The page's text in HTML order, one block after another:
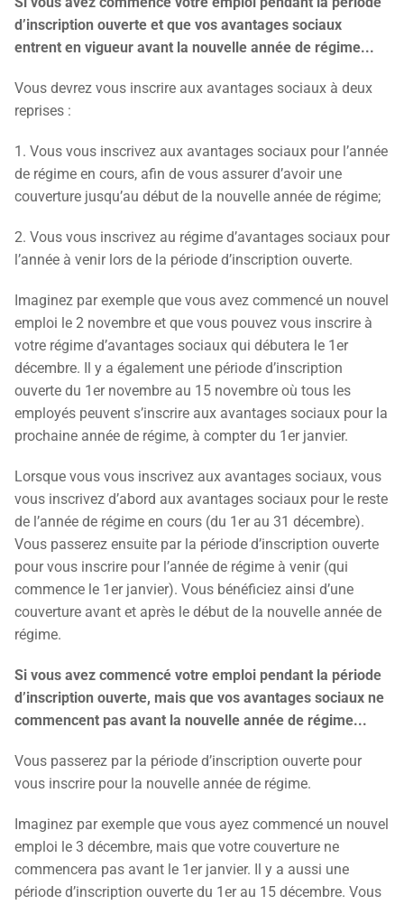
d’inscription ouverte et que vos avantages sociaux
entrent en vigueur avant la nouvelle année de régime...
Vous devrez vous inscrire aux avantages sociaux à deux
reprises :
1. Vous vous inscrivez aux avantages sociaux pour l’année
de régime en cours, afin de vous assurer d’avoir une
couverture jusqu’au début de la nouvelle année de régime;
2. Vous vous inscrivez au régime d’avantages sociaux pour
l’année à venir lors de la période d’inscription ouverte.
Imaginez par exemple que vous avez commencé un nouvel
emploi le 2 novembre et que vous pouvez vous inscrire à
votre régime d’avantages sociaux qui débutera le 1er
décembre. Il y a également une période d’inscription
ouverte du 1er novembre au 15 novembre où tous les
employés peuvent s’inscrire aux avantages sociaux pour la
prochaine année de régime, à compter du 1er janvier.
Lorsque vous vous inscrivez aux avantages sociaux, vous
vous inscrivez d’abord aux avantages sociaux pour le reste
de l’année de régime en cours (du 1er au 31 décembre).
Vous passerez ensuite par la période d’inscription ouverte
pour vous inscrire pour l’année de régime à venir (qui
commence le 1er janvier). Vous bénéficiez ainsi d’une
couverture avant et après le début de la nouvelle année de
régime.
Si vous avez commencé votre emploi pendant la période
d’inscription ouverte, mais que vos avantages sociaux ne
commencent pas avant la nouvelle année de régime...
Vous passerez par la période d’inscription ouverte pour
vous inscrire pour la nouvelle année de régime.
Imaginez par exemple que vous ayez commencé un nouvel
emploi le 3 décembre, mais que votre couverture ne
commencera pas avant le 1er janvier. Il y a aussi une
période d’inscription ouverte du 1er au 15 décembre. Vous